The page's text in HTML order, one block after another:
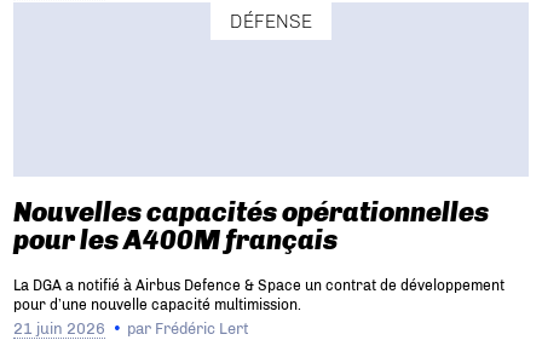
DÉFENSE
Nouvelles capacités opérationnelles
pour les A400M français
La DGA a notifié à Airbus Defence & Space un contrat de développement
pour d’une nouvelle capacité multimission.
21 juin 2026 par Frédéric Lert